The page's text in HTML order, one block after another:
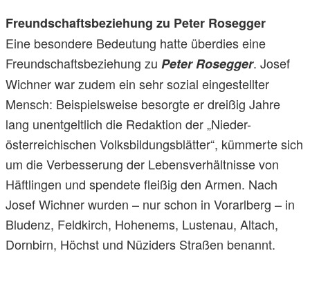
Freundschaftsbeziehung zu Peter Rosegger
Eine besondere Bedeutung hatte überdies eine
Freundschaftsbeziehung zu Peter Rosegger. Josef
Wichner war zudem ein sehr sozial eingestellter
Mensch: Beispielsweise besorgte er dreißig Jahre
lang unentgeltlich die Redaktion der „Nieder-
österreichischen Volksbildungsblätter“, kümmerte sich
um die Verbesserung der Lebensverhältnisse von
Häftlingen und spendete fleißig den Armen. Nach
Josef Wichner wurden – nur schon in Vorarlberg – in
Bludenz, Feldkirch, Hohenems, Lustenau, Altach,
Dornbirn, Höchst und Nüziders Straßen benannt.